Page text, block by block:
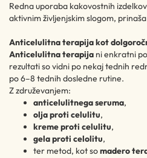
Redna uporaba kakovostnih
aktivnim življenjskim slogom,
Anticelulitna terapija kot
Anticelulitna terapija ni enkratni
rezultati so vidni po nekaj tednih
po 6–8 tednih dosledne rutine.
Z združevanjem:
anticelulitnega seruma,
olja proti celulitu,
kreme proti celulitu,
gela proti celolitu,
ter metod, kot somadero